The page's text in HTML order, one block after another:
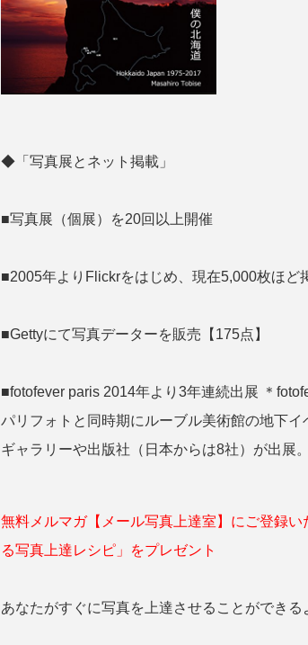
◆「写真展とネット掲載」
■写真展（個展）を20回以上開催
■2005年よりFlickrをはじめ、現在5,000枚ほど
■Gettyにて写真データーを販売【175点】
■fotofever paris 2014年より3年連続出展 ＊
パリフォトと同時期にルーブル美術館の地下
ギャラリーや出版社（日本からは8社）が出展。
無料メルマガ【メール写真上達室】にご登録
る写真上達レシピ」をプレゼント
あなたがすぐに写真を上達させることができ